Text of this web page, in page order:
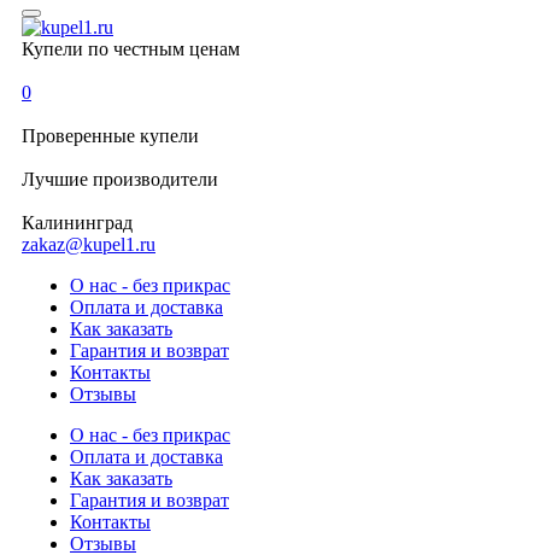
Купели по честным ценам
0
Проверенные купели
Лучшие производители
Калининград
zakaz@kupel1.ru
О нас - без прикрас
Оплата и доставка
Как заказать
Гарантия и возврат
Контакты
Отзывы
О нас - без прикрас
Оплата и доставка
Как заказать
Гарантия и возврат
Контакты
Отзывы